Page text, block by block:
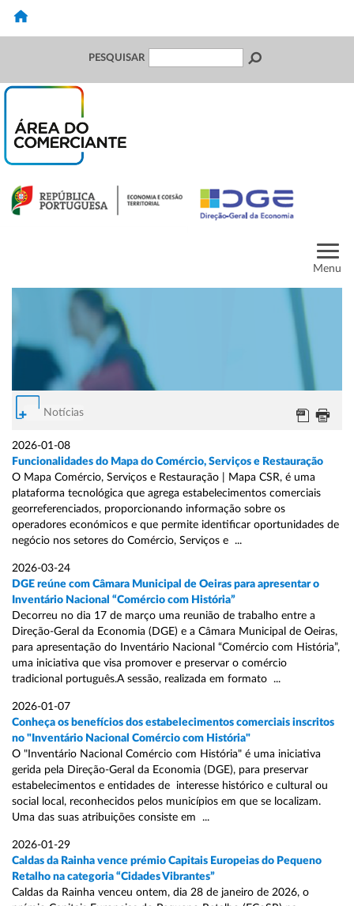
PESQUISAR
Menu
Notícias
2026-01-08
Funcionalidades do Mapa do Comércio, Serviços e Restauração
O Mapa Comércio, Serviços e Restauração | Mapa CSR, é uma
plataforma tecnológica que agrega estabelecimentos comerciais
georreferenciados, proporcionando informação sobre os
operadores económicos e que permite identificar oportunidades de
negócio nos setores do Comércio, Serviços e ...
2026-03-24
DGE reúne com Câmara Municipal de Oeiras para apresentar o
Inventário Nacional “Comércio com História”
Decorreu no dia 17 de março uma reunião de trabalho entre a
Direção-Geral da Economia (DGE) e a Câmara Municipal de Oeiras,
para apresentação do Inventário Nacional “Comércio com História”,
uma iniciativa que visa promover e preservar o comércio
tradicional português.A sessão, realizada em formato ...
2026-01-07
Conheça os benefícios dos estabelecimentos comerciais inscritos
no "Inventário Nacional Comércio com História"
O "Inventário Nacional Comércio com História" é uma iniciativa
gerida pela Direção-Geral da Economia (DGE), para preservar
estabelecimentos e entidades de interesse histórico e cultural ou
social local, reconhecidos pelos municípios em que se localizam.
Uma das suas atribuições consiste em ...
2026-01-29
Caldas da Rainha vence prémio Capitais Europeias do Pequeno
Retalho na categoria “Cidades Vibrantes”
Caldas da Rainha venceu ontem, dia 28 de janeiro de 2026, o